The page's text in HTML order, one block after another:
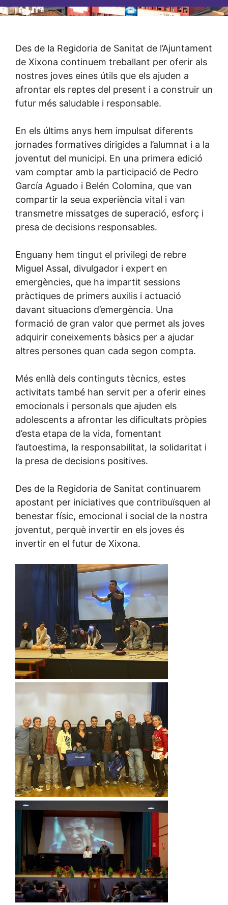
Des de la Regidoria de Sanitat de l’Ajuntament
de Xixona continuem treballant per oferir als
nostres joves eines útils que els ajuden a
afrontar els reptes del present i a construir un
futur més saludable i responsable.
En els últims anys hem impulsat diferents
jornades formatives dirigides a l’alumnat i a la
joventut del municipi. En una primera edició
vam comptar amb la participació de Pedro
García Aguado i Belén Colomina, que van
compartir la seua experiència vital i van
transmetre missatges de superació, esforç i
presa de decisions responsables.
Enguany hem tingut el privilegi de rebre
Miguel Assal, divulgador i expert en
emergències, que ha impartit sessions
pràctiques de primers auxilis i actuació
davant situacions d’emergència. Una
formació de gran valor que permet als joves
adquirir coneixements bàsics per a ajudar
altres persones quan cada segon compta.
Més enllà dels continguts tècnics, estes
activitats també han servit per a oferir eines
emocionals i personals que ajuden els
adolescents a afrontar les dificultats pròpies
d’esta etapa de la vida, fomentant
l’autoestima, la responsabilitat, la solidaritat i
la presa de decisions positives.
Des de la Regidoria de Sanitat continuarem
apostant per iniciatives que contribuïsquen al
benestar físic, emocional i social de la nostra
joventut, perquè invertir en els joves és
invertir en el futur de Xixona.